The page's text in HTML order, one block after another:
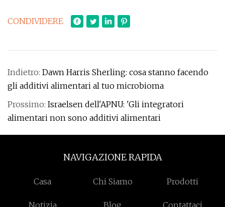
CONDIVIDERE
Indietro: Dawn Harris Sherling: cosa stanno facendo
gli additivi alimentari al tuo microbioma
Prossimo: Israelsen dell'APNU: 'Gli integratori
alimentari non sono additivi alimentari
NAVIGAZIONE RAPIDA
Casa Chi Siamo Prodotti
Notizia Blog Contattaci